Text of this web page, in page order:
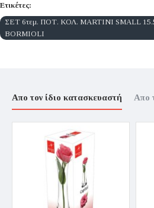
Ετικέτες:
ΣΕΤ 6τεμ. ΠΟΤ. ΚΟΛ. MARTINI SMALL
BORMIOLI
Απο τον ίδιο κατασκευαστή Απο